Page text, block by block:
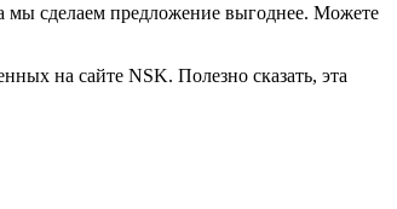
мы сделаем предложение выгоднее. Можете
на сайте NSK. Полезно сказать, эта